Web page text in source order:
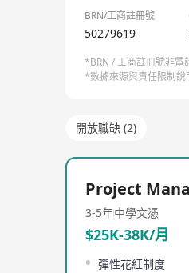
BRN/工商註冊號
50279619
*BRN / 工商註冊號非電
*數據來源與責任限制說
開放職缺 (2)
Project
3-5年中學文憑
$25K-38K/月
彈性花紅制度